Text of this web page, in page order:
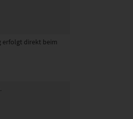
erfolgt direkt beim